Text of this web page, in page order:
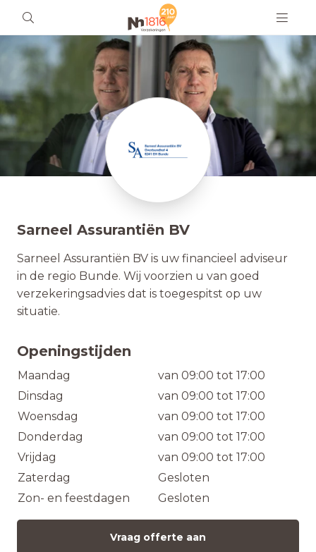
Sarneel Assurantiën BV
Sarneel Assurantiën BV is uw financieel adviseur
in de regio Bunde. Wij voorzien u van goed
verzekeringsadvies dat is toegespitst op uw
situatie.
Openingstijden
Maandag
van 09:00 tot 17:00
Dinsdag
van 09:00 tot 17:00
Woensdag
van 09:00 tot 17:00
Donderdag
van 09:00 tot 17:00
Vrijdag
van 09:00 tot 17:00
Zaterdag
Gesloten
Zon- en feestdagen
Gesloten
Vraag offerte aan